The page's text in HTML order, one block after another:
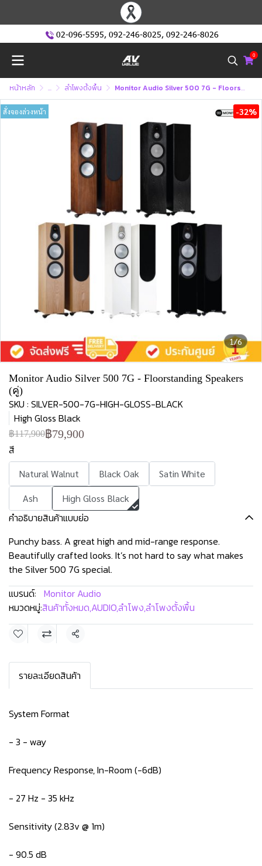
02-096-5595, 092-246-8025, 092-246-8026
0
หน้าหลัก ... ลำโพงตั้งพื้น Monitor Audio Silver 500 7G - Floorstanding Speakers (คู่)
1/6
สั่งจองล่วงหน้า -32%
Monitor Audio Silver 500 7G - Floorstanding Speakers
(คู่)
SKU : SILVER-500-7G-HIGH-GLOSS-BLACK
High Gloss Black
฿117,900฿79,900
สี
Natural Walnut Black Oak
Satin White
Ash
High Gloss Black
คำอธิบายสินค้าแบบย่อ
Punchy bass. A great high and mid-range response.
Beautifully crafted looks. It’s not hard to say what makes
the Silver 500 7G special.
แบรนด์: Monitor Audio
หมวดหมู่:สินค้าทั้งหมด,AUDIO,ลำโพง,ลำโพงตั้งพื้น
แชร์
รายละเอียดสินค้า
System Format
- 3 - way
Frequency Response, In-Room (-6dB)
- 27 Hz - 35 kHz
Sensitivity (2.83v @ 1m)
- 90.5 dB